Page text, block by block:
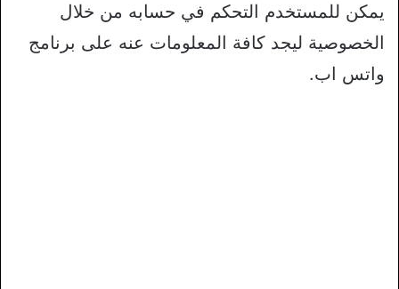
يمكن للمستخدم التحكم في حسابه من خلال
الخصوصية ليجد كافة المعلومات عنه على برنامج
واتس اب.